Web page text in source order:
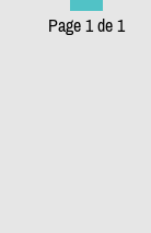
Page 1 de 1